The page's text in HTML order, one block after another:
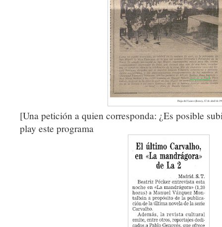
[Una petición a quien corresponda: ¿Es posible
play este programa